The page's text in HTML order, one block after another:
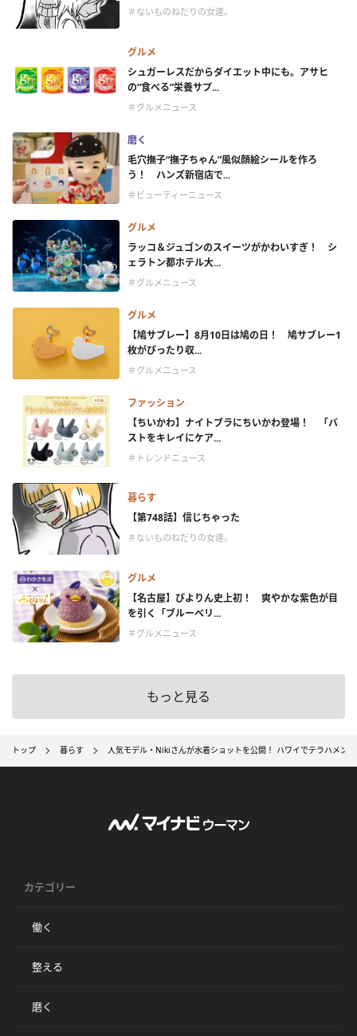
＃ないものねだりの女達。
グルメ
シュガーレスだからダイエット中にも。アサヒ
の“食べる”栄養サプ...
＃グルメニュース
磨く
毛穴撫子“撫子ちゃん”風似顔絵シールを作ろ
う！ ハンズ新宿店で...
＃ビューティーニュース
グルメ
ラッコ＆ジュゴンのスイーツがかわいすぎ！ シ
ェラトン都ホテル大...
＃グルメニュース
グルメ
【鳩サブレー】8月10日は鳩の日！ 鳩サブレー1
枚がぴったり収...
＃グルメニュース
ファッション
【ちいかわ】ナイトブラにちいかわ登場！ 「バ
ストをキレイにケア...
＃トレンドニュース
暮らす
【第748話】信じちゃった
＃ないものねだりの女達。
グルメ
【名古屋】ぴよりん史上初！ 爽やかな紫色が目
を引く「ブルーベリ...
＃グルメニュース
もっと見る
トップ 暮らす 人気モデル・Nikiさんが水着ショットを公開！ ハワイでテラハメン
カテゴリー
働く
整える
磨く